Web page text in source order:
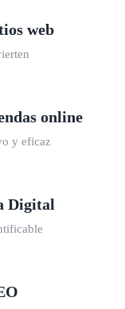
web
online
y eficaz
Digital